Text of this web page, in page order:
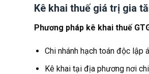
Kê khai thuế giá trị gia
Phương pháp kê khai thuế
Chi nhánh hạch toán độc lập
Kê khai tại địa phương nơi